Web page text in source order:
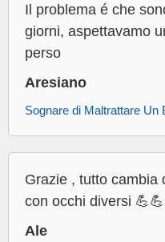
Il problema é che
giorni, aspettavamo
perso
Aresiano
Sognare di Maltrattare Un
Grazie , tutto cambia
con occhi diversi
Ale